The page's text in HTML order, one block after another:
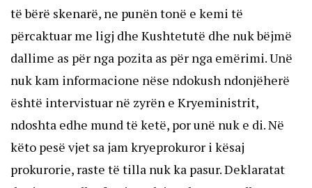
të bërë skenarë, ne punën tonë e kemi të
përcaktuar me ligj dhe Kushtetutë dhe nuk bëjmë
dallime as për nga pozita as për nga emërimi. Unë
nuk kam informacione nëse ndokush ndonjëherë
është intervistuar në zyrën e Kryeministrit,
ndoshta edhe mund të ketë, por unë nuk e di. Në
këto pesë vjet sa jam kryeprokuror i kësaj
prokurorie, raste të tilla nuk ka pasur. Deklaratat